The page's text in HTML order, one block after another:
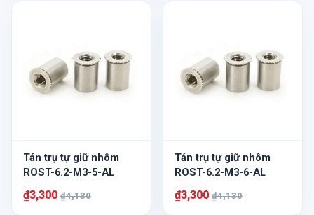
Tán trụ tự giữ nhôm
ROST-6.2-M3-5-AL
₫3,300 ₫4,130
Tán trụ tự giữ nhôm
ROST-6.2-M3-6-AL
₫3,300 ₫4,130